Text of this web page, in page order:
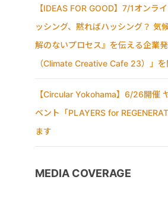
【IDEAS FOR GOOD】7/1オンラ
ッシング、黙ればハッシング？ 気
解のないプロセス』を伝える企業
（Climate Creative Cafe 23）」
【Circular Yokohama】6/26開催
ベント「PLAYERS for
ます
MEDIA COVERAGE